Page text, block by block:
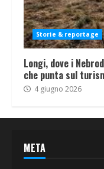
Storie & reportage
Longi, dove i
che punta sul
4 giugno 2026
META